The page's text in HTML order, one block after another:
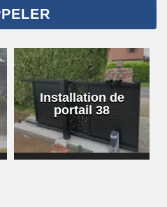
Installation de
portail 38